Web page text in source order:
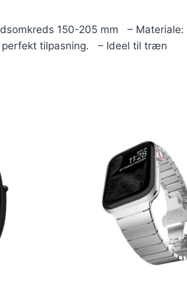
150-205 mm –
perfekt tilpasning. – Ideel til træn